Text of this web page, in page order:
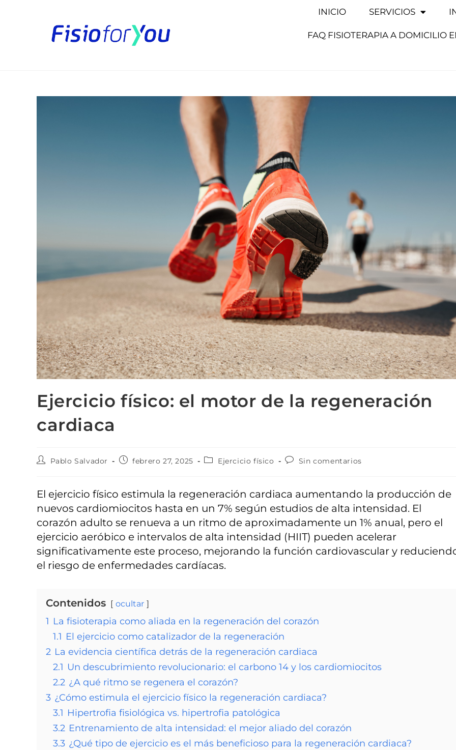
INICIO SERVICIOS
FAQ FISIOTERAPIA A DOMICILIO
Ejercicio físico: el motor de la regeneración
cardiaca
Pablo Salvador febrero 27, 2025 Ejercicio físico Sin comentarios
El ejercicio físico estimula la regeneración cardiaca aumentando la producción de
nuevos cardiomiocitos hasta en un 7% según estudios de alta intensidad. El
corazón adulto se renueva a un ritmo de aproximadamente un 1% anual, pero el
ejercicio aeróbico e intervalos de alta intensidad (HIIT) pueden acelerar
significativamente este proceso, mejorando la función cardiovascular y
el riesgo de enfermedades cardíacas.
Contenidos ocultar
1 La fisioterapia como aliada en la regeneración del corazón
1.1 El ejercicio como catalizador de la regeneración
2 La evidencia científica detrás de la regeneración cardiaca
2.1 Un descubrimiento revolucionario: el carbono 14 y los cardiomiocitos
2.2 ¿A qué ritmo se regenera el corazón?
3 ¿Cómo estimula el ejercicio físico la regeneración cardiaca?
3.1 Hipertrofia fisiológica vs. hipertrofia patológica
3.2 Entrenamiento de alta intensidad: el mejor aliado del corazón
3.3 ¿Qué tipo de ejercicio es el más beneficioso para la regeneración cardiaca?